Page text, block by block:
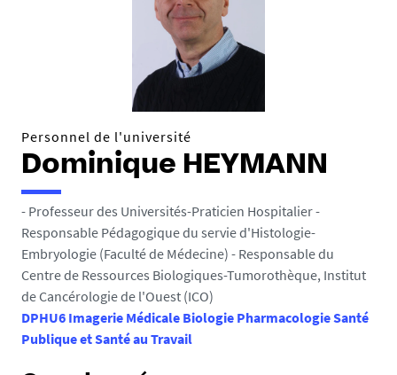
:Personnel de l'université
Dominique HEYMANN
- Professeur des Universités-Praticien Hospitalier -
Responsable Pédagogique du servie d'Histologie-
Embryologie (Faculté de Médecine) - Responsable du
Centre de Ressources Biologiques-Tumorothèque, Institut
de Cancérologie de l'Ouest (ICO)
DPHU6 Imagerie Médicale Biologie Pharmacologie Santé
Publique et Santé au Travail